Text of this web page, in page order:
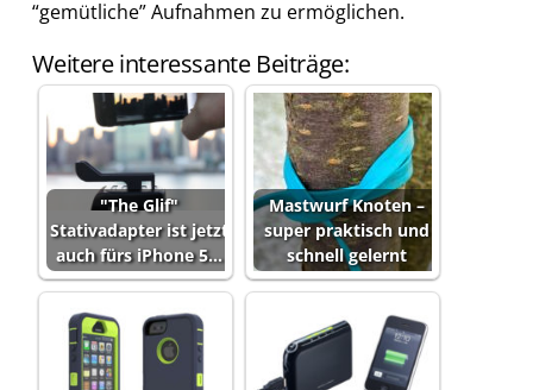
“gemütliche” Aufnahmen zu ermöglichen.
Weitere interessante Beiträge:
"The Glif"
Stativadapter ist jetzt
auch fürs iPhone 5…
Mastwurf Knoten –
super praktisch und
schnell gelernt